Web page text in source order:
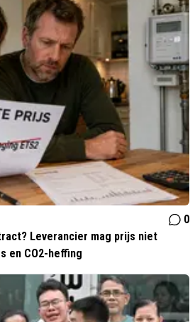
0
Leverancier mag prijs niet
en CO2-heffing